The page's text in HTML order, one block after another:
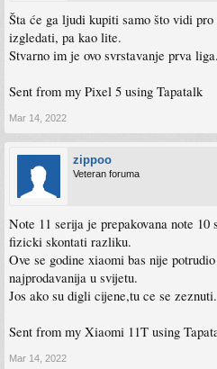
Šta će ga ljudi kupiti samo što vidi
izgledati, pa kao lite.
Stvarno im je ovo svrstavanje prva liga.
Sent from my Pixel 5 using Tapatalk
Mar 14, 2022
zippoo
Veteran foruma
Note 11 serija je prepakovana note
fizicki skontati razliku.
Ove se godine xiaomi bas nije
najprodavanija u svijetu.
Jos ako su digli cijene,tu ce se zeznuti.
Sent from my Xiaomi 11T using
Mar 14, 2022